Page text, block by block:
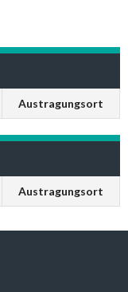
Austragungsort
Austragungsort